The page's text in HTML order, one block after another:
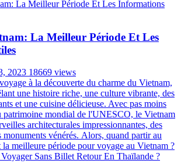
La Meilleur Période Et Les
2023 18669 views
à la découverte du charme du Vietnam,
une histoire riche, une culture vibrante, des
et une cuisine délicieuse. Avec pas moins
patrimoine mondial de l'UNESCO, le Vietnam
architecturales impressionnantes, des
monuments vénérés. Alors, quand partir au
meilleure période pour voyage au Vietnam ?